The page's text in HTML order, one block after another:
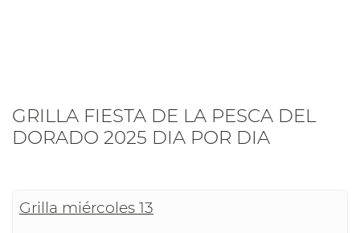
GRILLA FIESTA DE LA PESCA DEL
DORADO 2025 DIA POR DIA
Grilla miércoles 13